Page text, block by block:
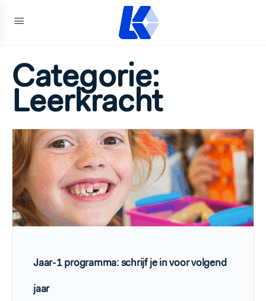
Categorie:
Leerkracht
Jaar‑1 programma: schrijf je in voor volgend
jaar